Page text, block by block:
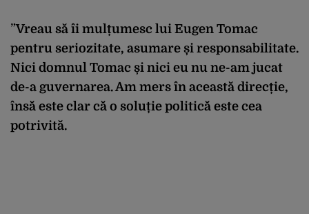
”Vreau să îi mulțumesc lui Eugen Tomac
pentru seriozitate, asumare și responsabilitate.
Nici domnul Tomac și nici eu nu ne-am jucat
de-a guvernarea. Am mers în această direcție,
însă este clar că o soluție politică este cea
potrivită.